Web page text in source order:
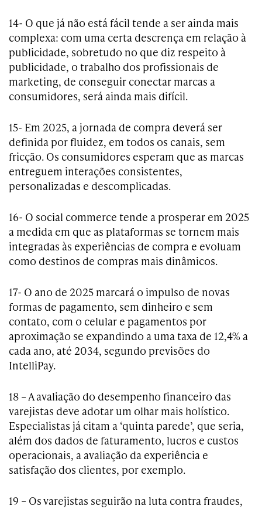
14- O que já não está fácil tende a ser ainda mais
complexa: com uma certa descrença em relação à
publicidade, sobretudo no que diz respeito à
publicidade, o trabalho dos profissionais de
marketing, de conseguir conectar marcas a
consumidores, será ainda mais difícil.
15- Em 2025, a jornada de compra deverá ser
definida por fluidez, em todos os canais, sem
fricção. Os consumidores esperam que as marcas
entreguem interações consistentes,
personalizadas e descomplicadas.
16- O social commerce tende a prosperar em 2025
a medida em que as plataformas se tornem mais
integradas às experiências de compra e evoluam
como destinos de compras mais dinâmicos.
17- O ano de 2025 marcará o impulso de novas
formas de pagamento, sem dinheiro e sem
contato, com o celular e pagamentos por
aproximação se expandindo a uma taxa de 12,4% a
cada ano, até 2034, segundo previsões do
IntelliPay.
18 – A avaliação do desempenho financeiro das
varejistas deve adotar um olhar mais holístico.
Especialistas já citam a ‘quinta parede’, que seria,
além dos dados de faturamento, lucros e custos
operacionais, a avaliação da experiência e
satisfação dos clientes, por exemplo.
19 – Os varejistas seguirão na luta contra fraudes,